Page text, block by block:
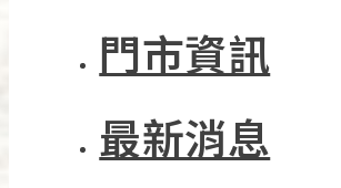
門市資訊
最新消息